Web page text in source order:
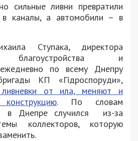
сильные ливни превратили
в каналы, а автомобили – в
Ступака, директора
благоустройства и
ежедневно по всему Днепру
КП «Гідроспоруди»,
ливневки от ила, меняют и
. По словам
в Днепре случился из-за
коллекторов, которую